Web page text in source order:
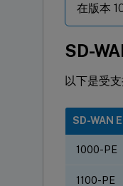
在版本
SD-
以下是受
SD-WAN
1000-PE
1100-PE